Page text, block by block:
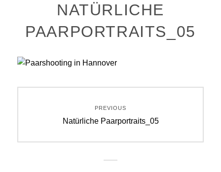
NATÜRLICHE
PAARPORTRAITS_05
PREVIOUS
Previous
Natürliche Paarportraits_05